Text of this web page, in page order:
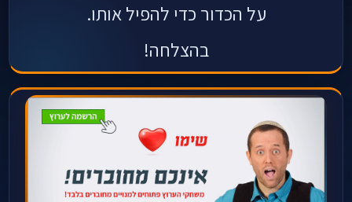
על הכדור כדי להפיל אותו.
בהצלחה!